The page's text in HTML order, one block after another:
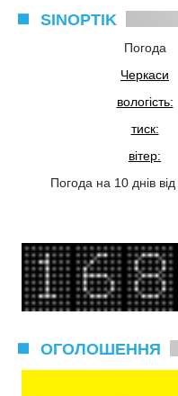
SINOPTIK
Погода
Черкаси
вологість:
тиск:
вітер:
Погода на 10 днів від
ОГОЛОШЕННЯ